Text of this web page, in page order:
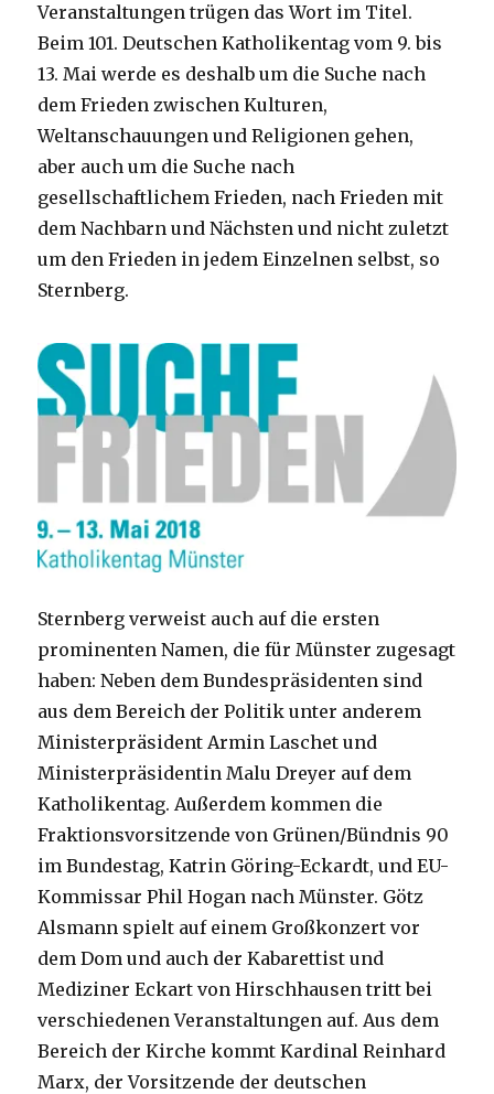
Veranstaltungen trügen das Wort im Titel.
Beim 101. Deutschen Katholikentag vom 9. bis
13. Mai werde es deshalb um die Suche nach
dem Frieden zwischen Kulturen,
Weltanschauungen und Religionen gehen,
aber auch um die Suche nach
gesellschaftlichem Frieden, nach Frieden mit
dem Nachbarn und Nächsten und nicht zuletzt
um den Frieden in jedem Einzelnen selbst, so
Sternberg.
Sternberg verweist auch auf die ersten
prominenten Namen, die für Münster zugesagt
haben: Neben dem Bundespräsidenten sind
aus dem Bereich der Politik unter anderem
Ministerpräsident Armin Laschet und
Ministerpräsidentin Malu Dreyer auf dem
Katholikentag. Außerdem kommen die
Fraktionsvorsitzende von Grünen/Bündnis 90
im Bundestag, Katrin Göring-Eckardt, und EU-
Kommissar Phil Hogan nach Münster. Götz
Alsmann spielt auf einem Großkonzert vor
dem Dom und auch der Kabarettist und
Mediziner Eckart von Hirschhausen tritt bei
verschiedenen Veranstaltungen auf. Aus dem
Bereich der Kirche kommt Kardinal Reinhard
Marx, der Vorsitzende der deutschen